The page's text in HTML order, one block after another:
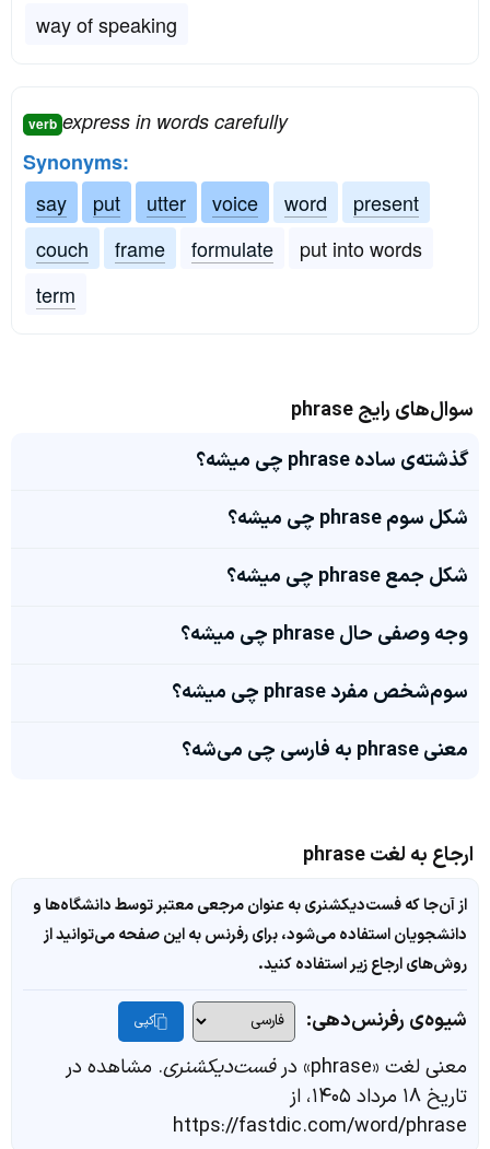
way of speaking
verb express in words carefully
Synonyms:
say
put utter voice word
present
couch
frame formulate
put into words
term
سوال‌های رایج phrase
گذشته‌ی ساده phrase چی میشه؟
شکل سوم phrase چی میشه؟
شکل جمع phrase چی میشه؟
وجه وصفی حال phrase چی میشه؟
سوم‌شخص مفرد phrase چی میشه؟
معنی phrase به فارسی چی می‌شه؟
ارجاع به لغت phrase
از آن‌جا که فست‌دیکشنری به عنوان مرجعی معتبر توسط دانشگاه‌ها و
دانشجویان استفاده می‌شود، برای رفرنس به این صفحه می‌توانید از
روش‌های ارجاع زیر استفاده کنید.
شیوه‌ی رفرنس‌دهی: کپی
معنی لغت «phrase» در فست‌دیکشنری. مشاهده در
تاریخ ۱۸ مرداد ۱۴۰۵، از
https://fastdic.com/word/phrase